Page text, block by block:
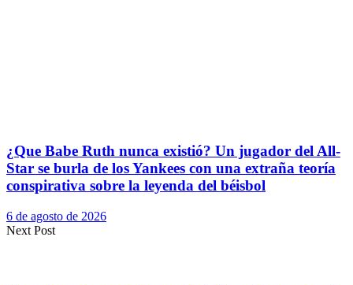
¿Que Babe Ruth nunca existió? Un jugador del All-
Star se burla de los Yankees con una extraña teoría
conspirativa sobre la leyenda del béisbol
6 de agosto de 2026
Next Post